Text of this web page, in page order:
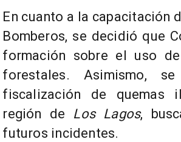
En cuanto a la capacitación
Bomberos, se decidió que
formación sobre el uso de
forestales. Asimismo,
fiscalización de quemas
región de Los Lagos,
futuros incidentes.